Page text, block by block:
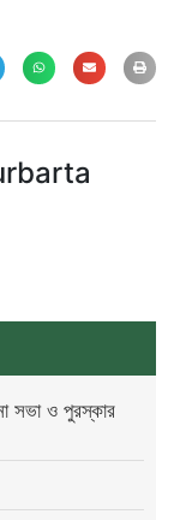
সভা ও পুরস্কার